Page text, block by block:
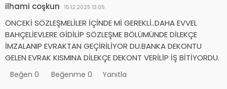
ilhami coşkun 15.12.2025 13:05
ÖNCEKİ SÖZLEŞMELİLER İÇİNDE Mİ GEREKLİ..DAHA EVVEL
BAHÇELİEVLERE GİDİLİP SÖZLEŞME BÖLÜMÜNDE DİLEKÇE
İMZALANIP EVRAKTAN GEÇİRİLİYOR DU.BANKA DEKONTU
GELEN EVRAK KISMINA DİLEKÇE DEKONT VERİLİP İŞ BİTİYORDU.
Beğen 0 Beğenme 0 Yanıtla